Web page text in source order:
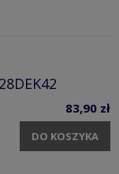
83,90 zł
DO KOSZYKA